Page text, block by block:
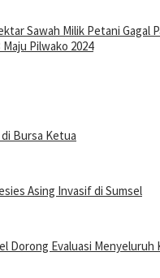
Sawah Milik Petani Gagal
Pilwako 2024
Bursa Ketua
Asing Invasif di Sumsel
Dorong Evaluasi